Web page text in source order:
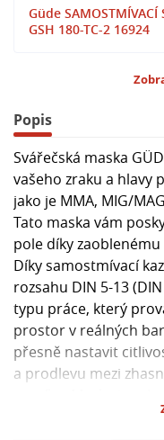
Güde SAMOSTMÍVACÍ
GSH 180-TC-2 16924
Popis
Svářečská maska
vašeho zraku a hlavy
jako je MMA, MIG/
Tato maska vám
pole díky
Díky samostmívací
rozsahu DIN 5-13
typu práce, který
prostor v reálných
přesně nastavit
a prodlevu mezi
štítem a odolným